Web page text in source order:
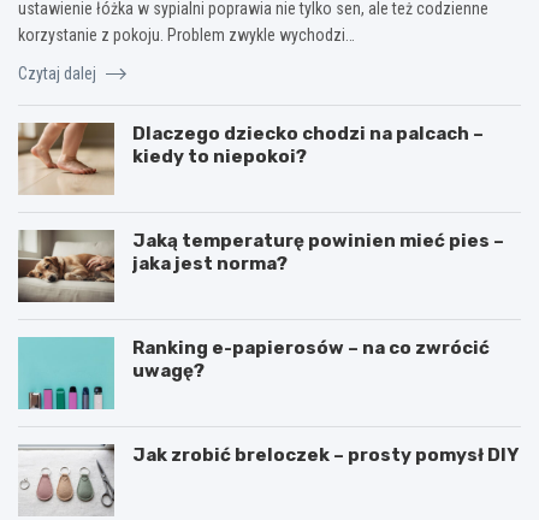
ustawienie łóżka w sypialni poprawia nie tylko sen, ale też codzienne
korzystanie z pokoju. Problem zwykle wychodzi…
Czytaj dalej
Dlaczego dziecko chodzi na palcach –
kiedy to niepokoi?
Jaką temperaturę powinien mieć pies –
jaka jest norma?
Ranking e-papierosów – na co zwrócić
uwagę?
Jak zrobić breloczek – prosty pomysł DIY
C
C